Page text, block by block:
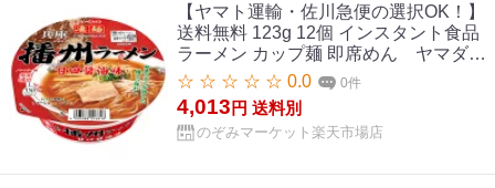
【ヤマト運輸・佐川急便の選択OK！】
送料無料 123g 12個 インスタント食品
ラーメン カップ麺 即席めん ヤマダイ
ニュータッチ 凄麺 兵庫播州ラーメン
123g×12個入｜ 送料無料 インスタント
食品 ラーメン カップ麺 即席めん
☆ ☆ ☆ ☆ ☆ 0.0 0件
4,013 円 送料別
のぞみマーケット楽天市場店